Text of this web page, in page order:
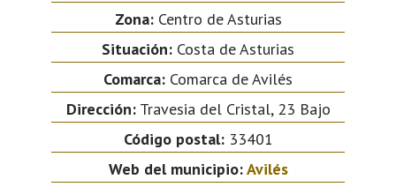
Zona:Centro de Asturias
Situación: Costa de Asturias
Comarca: Comarca de Avilés
Dirección:Travesia del Cristal, 23 Bajo
Código postal:33401
Web del municipio:Avilés